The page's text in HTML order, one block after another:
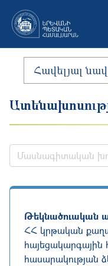
Հավելյալ
Մասնագիտական
Թեկնածուական
ՀՀ կրթական
հասարակության